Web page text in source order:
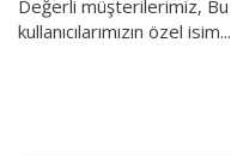
Değerli müşterilerimiz,
kullanıcılarımızın özel isim...